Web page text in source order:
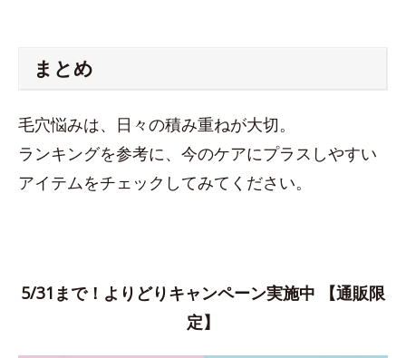
まとめ
毛穴悩みは、日々の積み重ねが大切。
ランキングを参考に、今のケアにプラスしやすい
アイテムをチェックしてみてください。
5/31まで！よりどりキャンペーン実施中 【通販限
定】